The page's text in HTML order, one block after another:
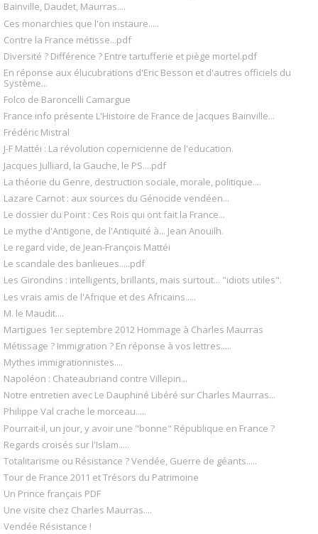
Bainville, Daudet, Maurras....
Ces monarchies que l'on instaure.....
Contre la France métisse...pdf
Diversité ? Différence ? Entre tartufferie et piège mortel.pdf
En réponse aux élucubrations d'Eric Besson et d'autres officiels du
Système...
Folco de Baroncelli Camargue
France info présente L'Histoire de France de Jacques Bainville...
Frédéric Mistral
J-F Mattéi : La révolution copernicienne de l'education.
Jacques Julliard, la Gauche, le PS....pdf
La théorie du Genre, destruction sociale, morale, politique....
Lazare Carnot : aux sources du Génocide vendéen...
Le dossier du Point : Ces Rois qui ont fait la France...
Le mythe d'Antigone, de l'Antiquité à... Jean Anouilh.
Le regard vide, de Jean-François Mattéi
Le scandale des banlieues.....pdf
Les Girondins : intelligents, brillants, mais surtout... "idiots utiles".
Les vrais amis de l'Afrique et des Africains.....
M. le Maudit....
Martigues 1er septembre 2012 Hommage à Charles Maurras
Métissage ? Immigration ? En réponse à vos lettres.....
Mythes immigrationnistes....
Napoléon : Chateaubriand contre Villepin...
Notre entretien avec Le Dauphiné Libéré sur Charles Maurras...
Philippe Val crache le morceau.....
Pourrait-il, un jour, y avoir une "bonne" République en France ?
Regards croisés sur l'Islam.....
Totalitarisme ou Résistance ? Vendée, Guerre de géants.....
Tour de France 2011 et Trésors du Patrimoine
Un Prince français PDF
Une visite chez Charles Maurras....
Vendée Résistance !